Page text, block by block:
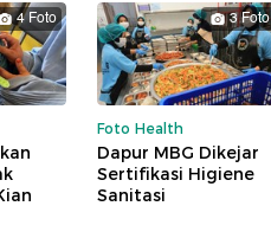
4 Foto 3 Foto
Foto Health
Dapur MBG Dikejar
Sertifikasi Higiene
Sanitasi